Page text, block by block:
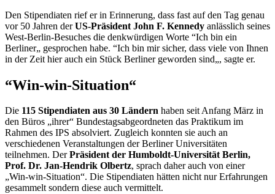
Den Stipendiaten rief er in Erinnerung, dass fast auf den Tag genau
vor 50 Jahren derUS-Präsident John F. Kennedy anlässlich seines
West-Berlin-Besuches die denkwürdigen Worte “Ich bin ein
Berliner„ gesprochen habe. “Ich bin mir sicher, dass viele von Ihnen
in der Zeit hier auch ein Stück Berliner geworden sind„, sagte er.
“Win-win-Situation“
Die 115 Stipendiaten aus 30 Ländern haben seit Anfang März in
den Büros „ihrer“ Bundestagsabgeordneten das Praktikum im
Rahmen des IPS absolviert. Zugleich konnten sie auch an
verschiedenen Veranstaltungen der Berliner Universitäten
teilnehmen. DerPräsident der Humboldt-Universität Berlin,
Prof. Dr. Jan-Hendrik Olbertz, sprach daher auch von einer
„Win-win-Situation“. Die Stipendiaten hätten nicht nur Erfahrungen
gesammelt sondern diese auch vermittelt.